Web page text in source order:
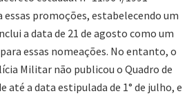
promoções, estabelecendo um
a data de 21 de agosto como um
essas nomeações. No entanto, o
Militar não publicou o Quadro de
até a data estipulada de 1° de julho, e